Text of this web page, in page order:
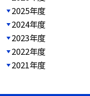
2025年度
2024年度
2023年度
2022年度
2021年度